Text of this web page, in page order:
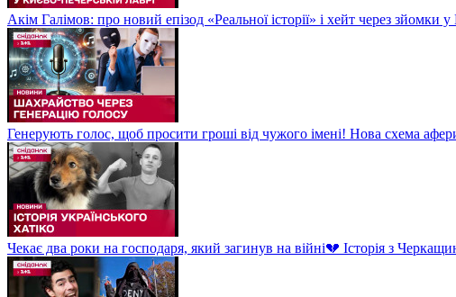
Акім Галімов: про новий епізод «Реальної історії» і хейт через зйомки
Генерують голос, щоб просити гроші від чужого імені! Нова схема
Чекає два роки на господаря, який загинув на війні💔 Історія з